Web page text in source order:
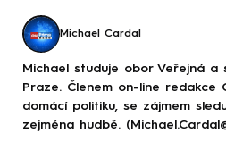
Michael Cardal
Michael studuje obor Veřejná a
Praze. Členem on-line redakce
domácí politiku, se zájmem
zejména hudbě.